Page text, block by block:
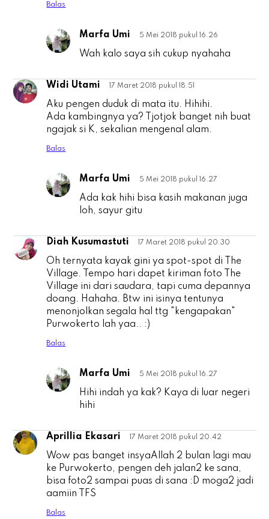
Balas
T Marfa Umi 5 Mei 2018 pukul 16.26
Wah kalo saya sih cukup nyahaha
W Widi Utami 17 Maret 2018 pukul 18.51
Aku pengen duduk di mata itu. Hihihi.
Ada kambingnya ya? Tjotjok banget nih buat
ngajak si K, sekalian mengenal alam.
Balas
W Marfa Umi 5 Mei 2018 pukul 16.27
Ada kak hihi bisa kasih makanan juga
loh, sayur gitu
D Diah Kusumastuti 17 Maret 2018 pukul 20.30
Oh ternyata kayak gini ya spot-spot di The
Village. Tempo hari dapet kiriman foto The
Village ini dari saudara, tapi cuma depannya
doang. Hahaha. Btw ini isinya tentunya
menonjolkan segala hal ttg "kengapakan"
Purwokerto lah yaa.. :)
Balas
D Marfa Umi 5 Mei 2018 pukul 16.27
Hihi indah ya kak? Kaya di luar negeri
hihi
A Aprillia Ekasari 17 Maret 2018 pukul 20.42
Wow pas banget insyaAllah 2 bulan lagi mau
ke Purwokerto, pengen deh jalan2 ke sana,
bisa foto2 sampai puas di sana :D moga2 jadi
aamiin TFS
Balas